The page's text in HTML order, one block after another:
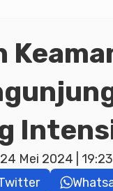
Mei 2024 | 19:23